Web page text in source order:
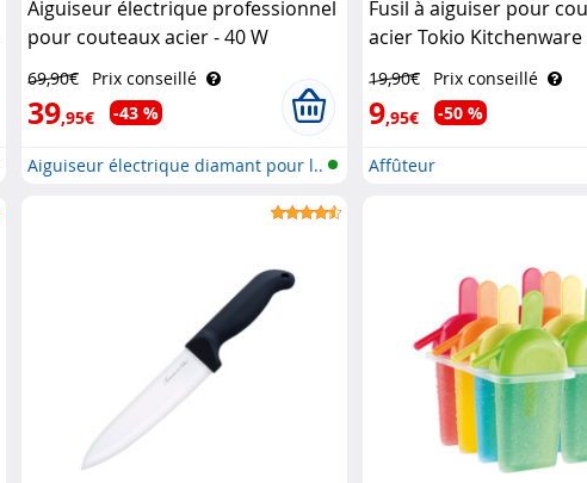
Aiguiseur électrique professionnel
pour couteaux acier - 40 W
Rosenstein & Söhne
69,90€ Prix conseillé
39,95€ -43 %
Aiguiseur électrique diamant pour l..
Fusil à aiguiser pour
acier Tokio Kitchenware
19,90€ Prix conseillé
9,95€ -50 %
Affûteur